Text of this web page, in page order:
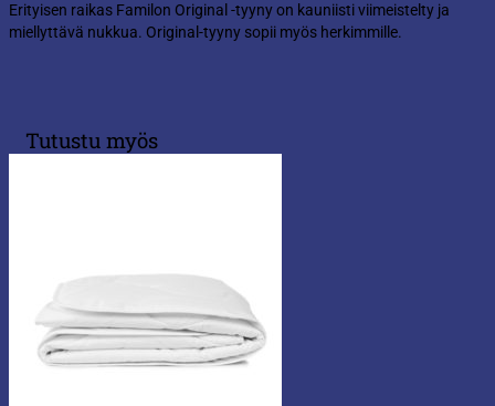
Erityisen raikas Familon Original -tyyny on kauniisti viimeistelty ja
miellyttävä nukkua. Original-tyyny sopii myös herkimmille.
Tutustu myös